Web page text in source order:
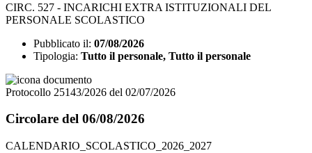
CIRC. 527 - INCARICHI EXTRA ISTITUZIONALI DEL
PERSONALE SCOLASTICO
Pubblicato il: 07/08/2026
Tipologia: Tutto il personale, Tutto il personale
Protocollo 25143/2026 del 02/07/2026
Circolare del 06/08/2026
CALENDARIO_SCOLASTICO_2026_2027